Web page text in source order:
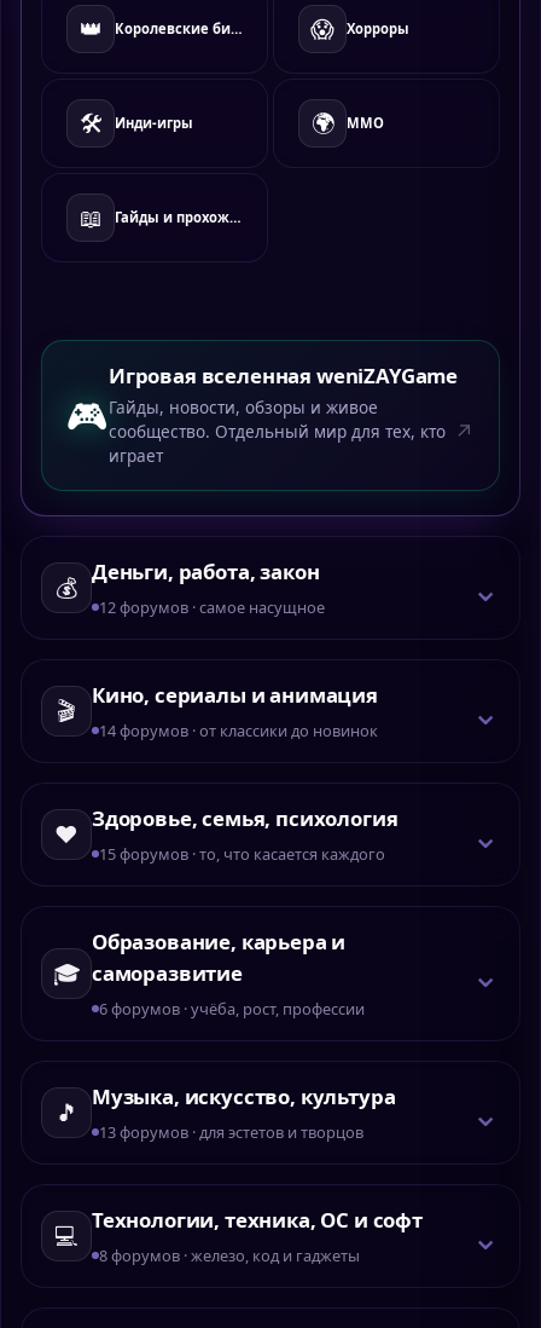
👑 Королевские битвы 😱 Хорроры
🛠️ Инди-игры 🌍 MMO
📖 Гайды и прохождения
🎮
Игровая вселенная weniZAYGame
Гайды, новости, обзоры и живое
сообщество. Отдельный мир для тех, кто
играет
↗
💰 Деньги, работа, закон
12 форумов · самое насущное ⌄
🎬 Кино, сериалы и анимация
14 форумов · от классики до новинок ⌄
❤️ Здоровье, семья, психология
15 форумов · то, что касается каждого ⌄
🎓
Образование, карьера и
саморазвитие
6 форумов · учёба, рост, профессии
⌄
🎵 Музыка, искусство, культура
13 форумов · для эстетов и творцов ⌄
💻 Технологии, техника, ОС и софт
8 форумов · железо, код и гаджеты ⌄